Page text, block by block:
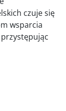
czuje się
wsparcia